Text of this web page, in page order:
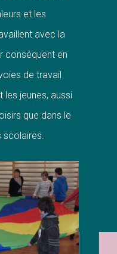
et les
avec la
conséquent en
de travail
les jeunes, aussi
que dans le
scolaires.